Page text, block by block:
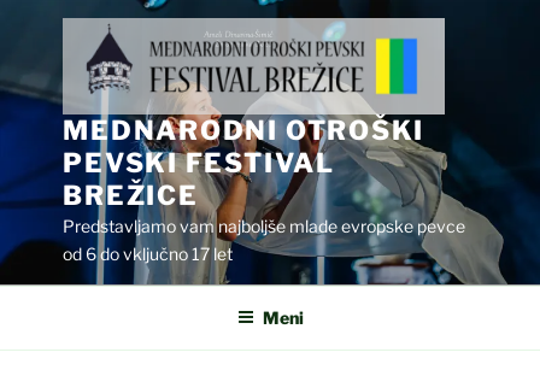
vsebino
MEDNARODNI OTROŠKI
PEVSKI FESTIVAL
BREŽICE
Predstavljamo vam najboljše mlade evropske pevce
od 6 do vključno 17 let
Meni